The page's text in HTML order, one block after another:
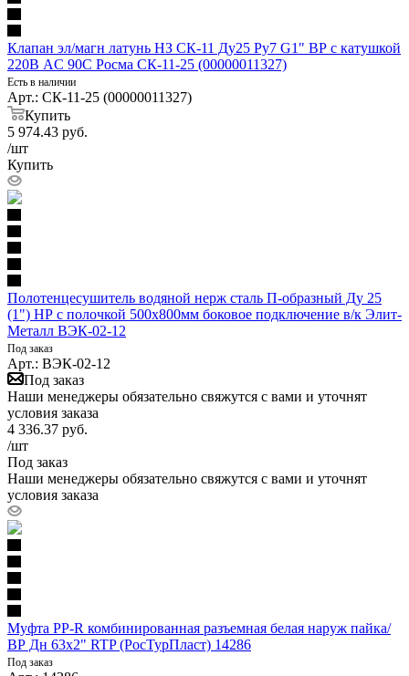
Клапан эл/магн латунь НЗ СК-11 Ду25 Ру7 G1" ВР с катушкой
220В AC 90С Росма СК-11-25 (00000011327)
Есть в наличии
Арт.: СК-11-25 (00000011327)
Купить
5 974.43 руб.
/шт
Купить
Полотенцесушитель водяной нерж сталь П-образный Ду 25
(1") НР с полочкой 500х800мм боковое подключение в/к Элит-
Металл ВЭК-02-12
Под заказ
Арт.: ВЭК-02-12
Под заказ
Наши менеджеры обязательно свяжутся с вами и уточнят
условия заказа
4 336.37 руб.
/шт
Под заказ
Наши менеджеры обязательно свяжутся с вами и уточнят
условия заказа
Муфта PP-R комбинированная разъемная белая наруж пайка/
ВР Дн 63х2" RTP (РосТурПласт) 14286
Под заказ